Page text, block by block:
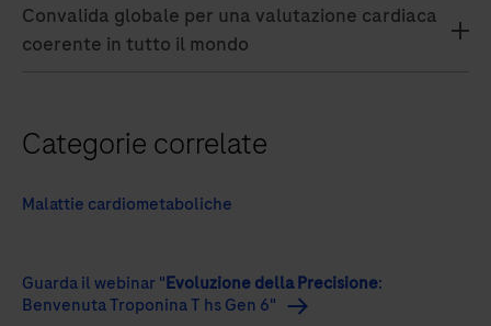
Convalida globale per una valutazione cardiaca
coerente in tutto il mondo
Categorie correlate
Malattie cardiometaboliche
Guarda il webinar "Evoluzione della Precisione:
Benvenuta Troponina T hs Gen 6"